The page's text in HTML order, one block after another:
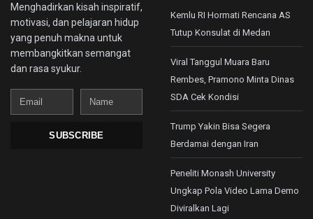
Menghadirkan kisah inspiratif,
motivasi, dan pelajaran hidup
yang penuh makna untuk
membangkitkan semangat
dan rasa syukur.
Email
Name
SUBSCRIBE
Kemlu RI Hormati Rencana AS
Tutup Konsulat di Medan
Viral Tanggul Muara Baru
Rembes, Pramono Minta Dinas
SDA Cek Kondisi
Trump Yakin Bisa Segera
Berdamai dengan Iran
Peneliti Monash University
Ungkap Pola Video Lama Demo
Diviralkan Lagi